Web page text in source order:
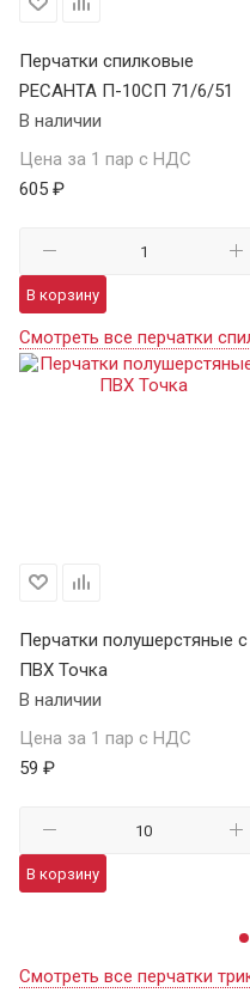
Перчатки спилковые
РЕСАНТА П-10СП 71/6/51
В наличии
Цена за 1 пар с НДС
605 ₽
В корзину
Смотреть все перчатки
Перчатки полушерстяные с
ПВХ Точка
В наличии
Цена за 1 пар с НДС
59 ₽
В корзину
Смотреть все перчатки